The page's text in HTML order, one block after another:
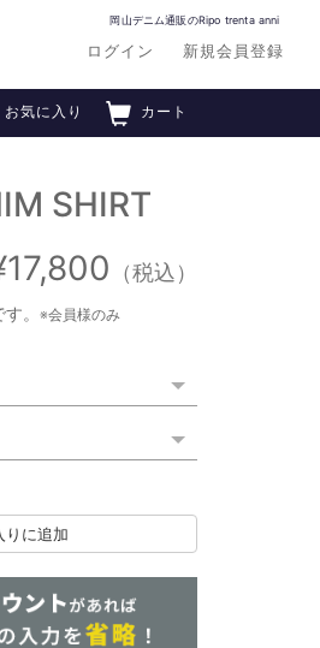
岡山デニム通販のRipo trenta anni
ログイン 新規会員登録
カート
お気に入り
SHIRT
（税込）
す。※会員様のみ
りに追加